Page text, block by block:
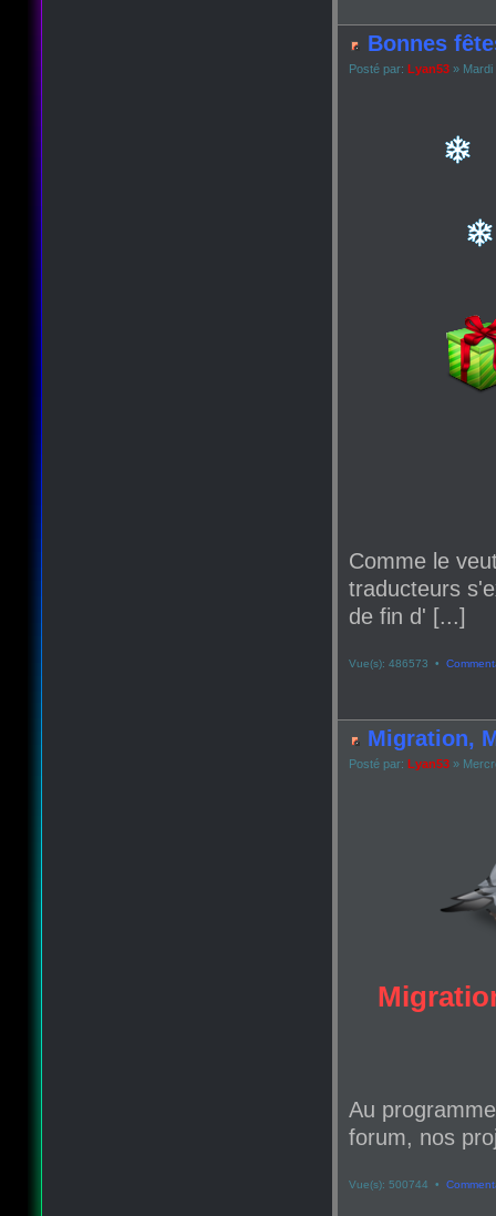
Bonnes
Posté par: Lyan53 » Mardi
Comme le
traducteurs
de fin d' [...]
Vue(s): 486573 •
Migration,
Posté par: Lyan53 »
Au
forum, nos
Vue(s): 500744 •